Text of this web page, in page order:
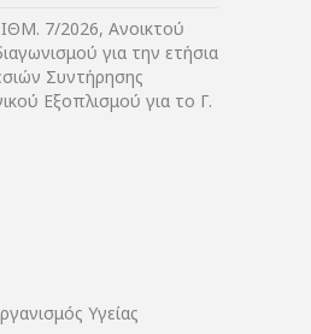
7/2026, Ανοικτού
για την ετήσια
Συντήρησης
Εξοπλισμού για το Γ.
Υγείας